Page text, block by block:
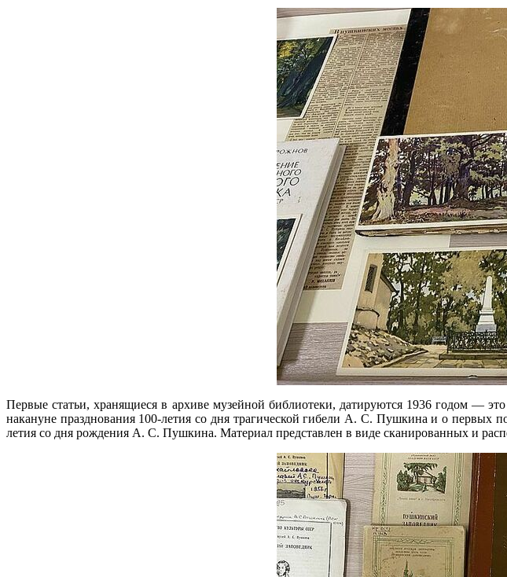
Первые статьи, хранящиеся в архиве музейной библиотеки, датируются 1936 годом —
накануне празднования 100-летия со дня трагической гибели А. С. Пушкина и о
летия со дня рождения А. С. Пушкина. Материал представлен в виде сканированных и